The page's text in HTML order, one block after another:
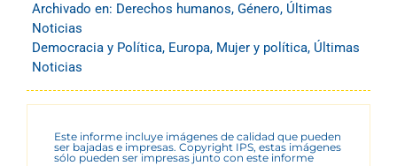
Archivado en: Derechos humanos, Género, Últimas
Noticias
Democracia y Política, Europa, Mujer y política, Últimas
Noticias
Este informe incluye imágenes de calidad que pueden
ser bajadas e impresas. Copyright IPS, estas imágenes
sólo pueden ser impresas junto con este informe